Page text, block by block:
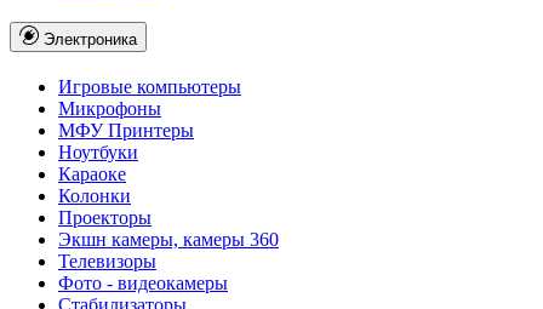
Электроника
Игровые компьютеры
Микрофоны
МФУ Принтеры
Ноутбуки
Караоке
Колонки
Проекторы
Экшн камеры, камеры 360
Телевизоры
Фото - видеокамеры
Стабилизаторы